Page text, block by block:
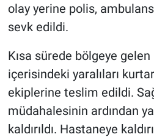
olay yerine polis,
sevk edildi.
Kısa sürede bölgeye
içerisindeki yaralıları
ekiplerine teslim edildi.
müdahalesinin ardından
kaldırıldı. Hastaneye